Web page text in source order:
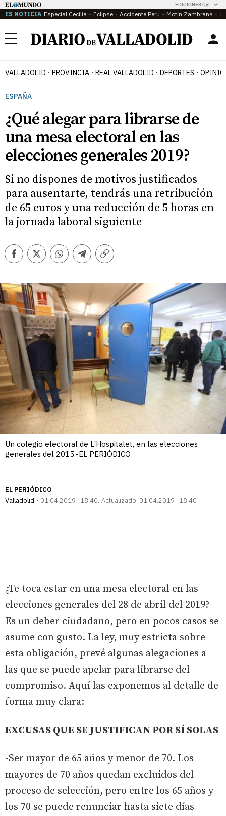
EDICIONES CyL
ES NOTICIA Especial Cecilia Eclipse Accidente Perú Motín Zambrana
Menú
VALLADOLID PROVINCIA REAL VALLADOLID DEPORTES
ESPAÑA
¿Qué alegar para librarse de
una mesa electoral en las
elecciones generales 2019?
Si no dispones de motivos justificados
para ausentarte, tendrás una retribución
de 65 euros y una reducción de 5 horas en
la jornada laboral siguiente
FacebookTwitterWhatsappTelegramCopiar
Un colegio electoral de L'Hospitalet, en las elecciones
generales del 2015.-EL PERIÓDICO
EL PERIÓDICO
Valladolid
01.04.2019 | 18:40 Actualizado: 01.04.2019 | 18:40
¿Te toca estar en una mesa electoral en las
elecciones generales del 28 de abril del 2019?
Es un deber ciudadano, pero en pocos casos se
asume con gusto. La ley, muy estricta sobre
esta obligación, prevé algunas alegaciones a
las que se puede apelar para librarse del
compromiso. Aquí las exponemos al detalle de
forma muy clara:
EXCUSAS QUE SE JUSTIFICAN POR SÍ SOLAS
-Ser mayor de 65 años y menor de 70. Los
mayores de 70 años quedan excluidos del
proceso de selección, pero entre los 65 años y
los 70 se puede renunciar hasta siete días